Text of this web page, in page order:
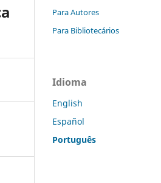
Para Autores
Para Bibliotecários
Idioma
English
Español
Português